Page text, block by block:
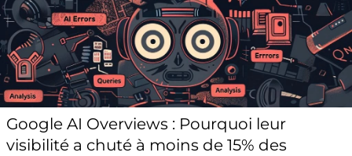
Google AI Overviews : Pourquoi leur
visibilité a chuté à moins de 15% des